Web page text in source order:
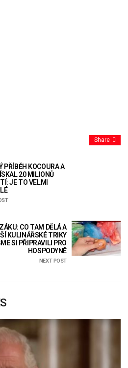
Share
PŘÍBĚH KOCOURA A
20 MILIONŮ
JE TO VELMI
CO TAM DĚLÁ A
KULINÁŘSKÉ TRIKY
SI PŘIPRAVILI PRO
HOSPODYNĚ
NEXT POST